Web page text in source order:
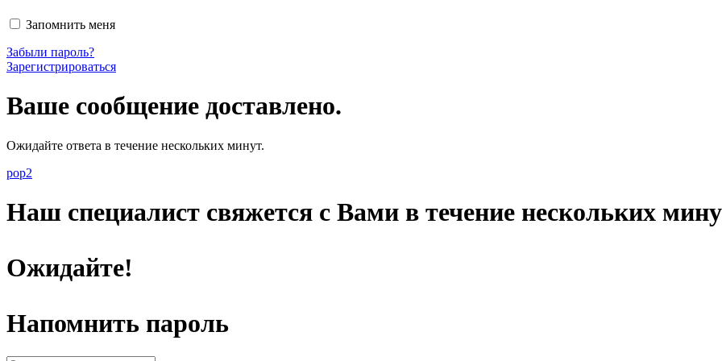
Запомнить меня
Забыли пароль?
Зарегистрироваться
Ваше сообщение доставлено.
Ожидайте ответа в течение нескольких минут.
pop2
Наш специалист свяжется с Вами в течение нескольких
Ожидайте!
Напомнить пароль